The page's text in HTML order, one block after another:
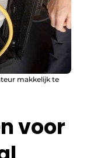
makkelijk te
voor